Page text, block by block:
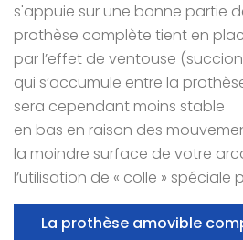
s'appuie sur une bonne partie
prothèse complète tient en
par l’effet de ventouse
qui s’accumule entre la
sera cependant moins stable
en bas en raison des
la moindre surface de votre
l’utilisation de « colle » spéciale
La prothèse amovible